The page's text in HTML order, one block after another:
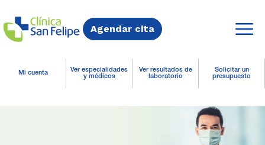
Agendar cita
Mi cuenta
Ver especialidades
y médicos
Ver resultados de
laboratorio
Solicitar un
presupuesto